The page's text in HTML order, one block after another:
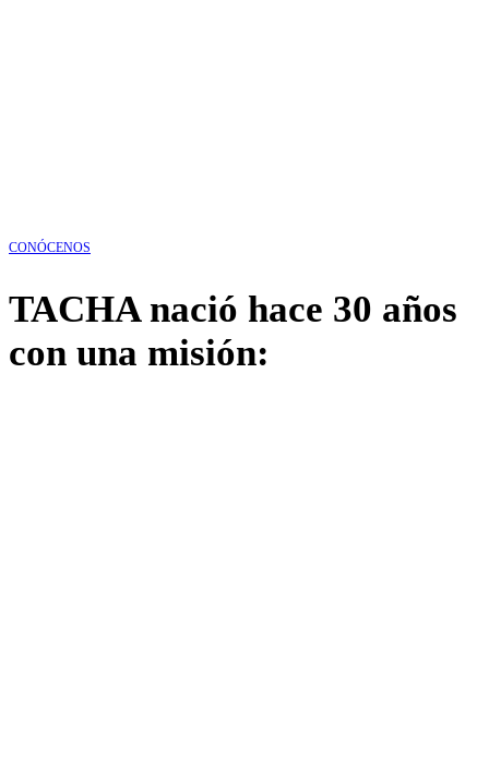
CONÓCENOS
TACHA nació hace 30 años
con una misión: